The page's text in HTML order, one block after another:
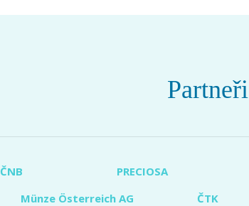
Partneři
ČNB PRECIOSA
Münze Österreich AG ČTK